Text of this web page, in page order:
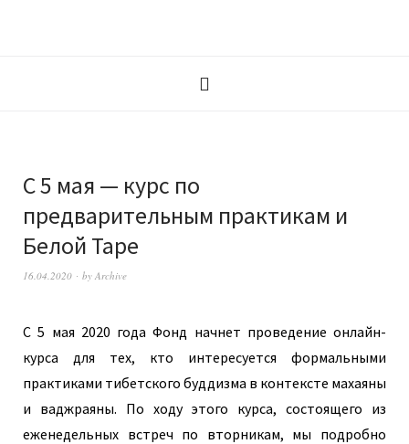
С 5 мая — курс по
предварительным практикам и
Белой Таре
16.04.2020 by Archive
С 5 мая 2020 года Фонд начнет проведение онлайн-
курса для тех, кто интересуется формальными
практиками тибетского буддизма в контексте махаяны
и ваджраяны. По ходу этого курса, состоящего из
еженедельных встреч по вторникам, мы подробно